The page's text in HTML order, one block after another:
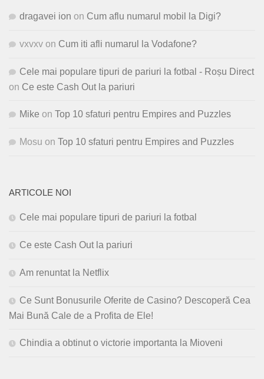
dragavei ion on Cum aflu numarul mobil la Digi?
vxvxv on Cum iti afli numarul la Vodafone?
Cele mai populare tipuri de pariuri la fotbal - Roșu Direct
on Ce este Cash Out la pariuri
Mike on Top 10 sfaturi pentru Empires and Puzzles
Mosu on Top 10 sfaturi pentru Empires and Puzzles
ARTICOLE NOI
Cele mai populare tipuri de pariuri la fotbal
Ce este Cash Out la pariuri
Am renuntat la Netflix
Ce Sunt Bonusurile Oferite de Casino? Descoperă Cea
Mai Bună Cale de a Profita de Ele!
Chindia a obtinut o victorie importanta la Mioveni